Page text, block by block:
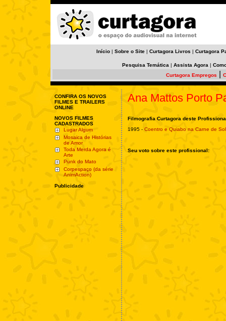
Início | Sobre o Site | Curtagora Livros | Curtagora
Pesquisa Temática | Assista Agora |
Curtagora Empregos
CONFIRA OS NOVOS
FILMES E TRAILERS
ONLINE
NOVOS FILMES
CADASTRADOS
Lugar Algum
Mosaica de Histórias
de Amor
Toda Merda Agora é
Arte
Punk do Mato
Corpespaço (da série
AnimAction)
Publicidade
Ana Mattos Porto
Filmografia Curtagora deste
1995 - Coentro e Quiabo na Carne de Sol
Seu voto sobre este profissional: